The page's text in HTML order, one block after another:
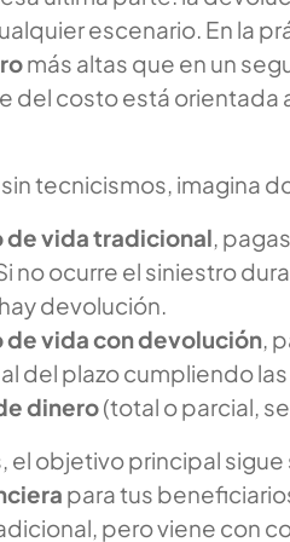
escenario. En la
más altas que en un
del costo está orientada
tecnicismos, imagina
de vida tradicional,
no ocurre el siniestro
devolución.
de vida con devolución,
del plazo cumpliendo
dinero(total o parcial,
el objetivo principal
para tus
pero viene con